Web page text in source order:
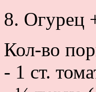
8. Огурец
Кол-во
- 1 ст.